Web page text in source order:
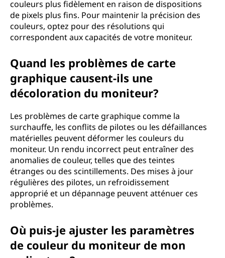
couleurs plus fidèlement en raison de dispositions
de pixels plus fins. Pour maintenir la précision des
couleurs, optez pour des résolutions qui
correspondent aux capacités de votre moniteur.
Quand les problèmes de carte
graphique causent-ils une
décoloration du moniteur?
Les problèmes de carte graphique comme la
surchauffe, les conflits de pilotes ou les défaillances
matérielles peuvent déformer les couleurs du
moniteur. Un rendu incorrect peut entraîner des
anomalies de couleur, telles que des teintes
étranges ou des scintillements. Des mises à jour
régulières des pilotes, un refroidissement
approprié et un dépannage peuvent atténuer ces
problèmes.
Où puis-je ajuster les paramètres
de couleur du moniteur de mon